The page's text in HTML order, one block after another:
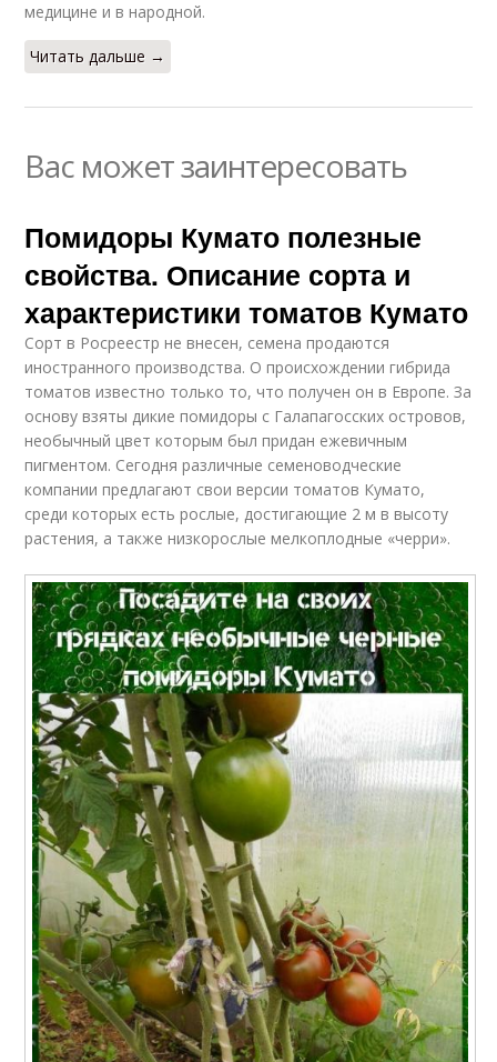
медицине и в народной.
Читать дальше →
Вас может заинтересовать
Помидоры Кумато полезные
свойства. Описание сорта и
характеристики томатов Кумато
Сорт в Росреестр не внесен, семена продаются
иностранного производства. О происхождении гибрида
томатов известно только то, что получен он в Европе. За
основу взяты дикие помидоры с Галапагосских островов,
необычный цвет которым был придан ежевичным
пигментом. Сегодня различные семеноводческие
компании предлагают свои версии томатов Кумато,
среди которых есть рослые, достигающие 2 м в высоту
растения, а также низкорослые мелкоплодные «черри».